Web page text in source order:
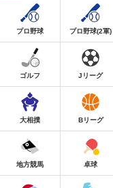
プロ野球 プロ野球(2軍)
ゴルフ Jリーグ
大相撲 Bリーグ
地方競馬 卓球